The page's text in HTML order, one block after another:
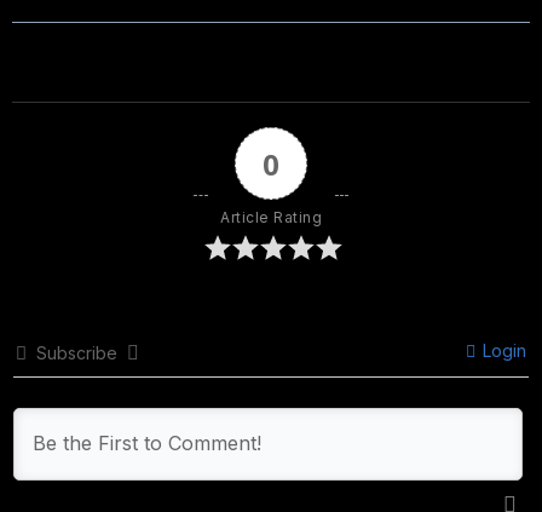
0
Article Rating
Subscribe Login